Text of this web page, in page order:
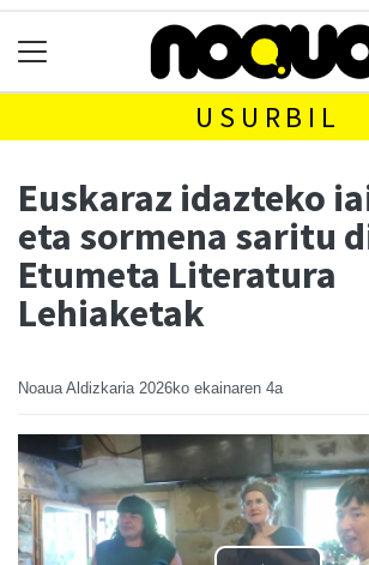
USURBIL
Euskaraz idazteko
eta sormena saritu
Etumeta Literatura
Lehiaketak
Noaua Aldizkaria 2026ko ekainaren 4a